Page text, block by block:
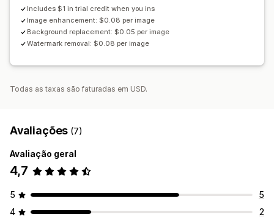
Includes $1 in trial credit when you ins
Image enhancement: $0.08 per image
Background replacement: $0.05 per image
Watermark removal: $0.08 per image
Todas as taxas são faturadas em USD.
Avaliações (7)
Avaliação geral
4,7
5
5
4
2